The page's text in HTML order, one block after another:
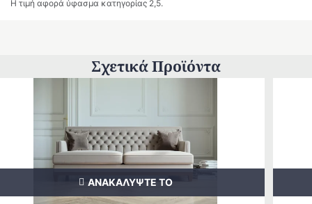
Η τιμή αφορά ύφασμα κατηγορίας 2,5.
Σχετικά Προϊόντα
ΑΝΑΚΑΛΥΨΤΕ ΤΟ